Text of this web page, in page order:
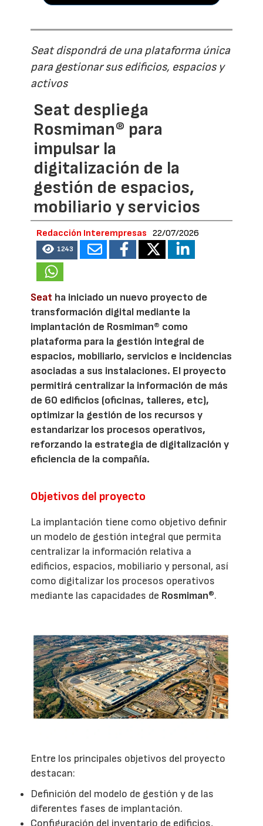
Seat dispondrá de una plataforma única
para gestionar sus edificios, espacios y
activos
Seat despliega
Rosmiman® para
impulsar la
digitalización de la
gestión de espacios,
mobiliario y servicios
Redacción Interempresas 22/07/2026
1243
Seat ha iniciado un nuevo proyecto de
transformación digital mediante la
implantación de Rosmiman® como
plataforma para la gestión integral de
espacios, mobiliario, servicios e incidencias
asociadas a sus instalaciones. El proyecto
permitirá centralizar la información de más
de 60 edificios (oficinas, talleres, etc),
optimizar la gestión de los recursos y
estandarizar los procesos operativos,
reforzando la estrategia de digitalización y
eficiencia de la compañía.
Objetivos del proyecto
La implantación tiene como objetivo definir
un modelo de gestión integral que permita
centralizar la información relativa a
edificios, espacios, mobiliario y personal, así
como digitalizar los procesos operativos
mediante las capacidades de Rosmiman®.
Entre los principales objetivos del proyecto
destacan:
Definición del modelo de gestión y de las
diferentes fases de implantación.
Configuración del inventario de edificios,